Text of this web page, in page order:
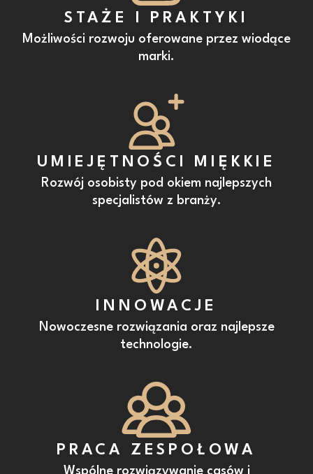
STAŻE I PRAKTYKI
Możliwości rozwoju oferowane przez wiodące
marki.
UMIEJĘTNOŚCI MIĘKKIE
Rozwój osobisty pod okiem najlepszych
specjalistów z branży.
INNOWACJE
Nowoczesne rozwiązania oraz najlepsze
technologie.
PRACA ZESPOŁOWA
Wspólne rozwiązywanie casów i